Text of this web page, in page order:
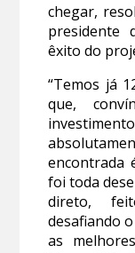
chegar,
presidente
êxito do
“Temos já
que,
encontrada
foi toda
direto,
desafiando
as